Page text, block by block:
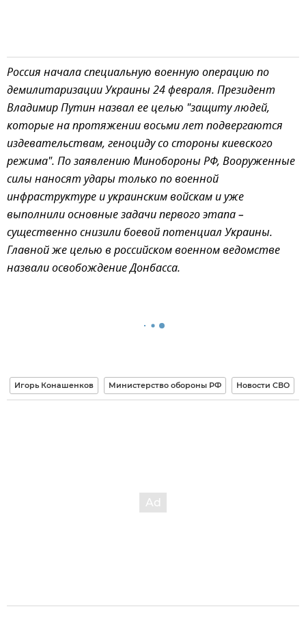
Россия начала специальную военную операцию по
демилитаризации Украины 24 февраля. Президент
Владимир Путин назвал ее целью "защиту людей,
которые на протяжении восьми лет подвергаются
издевательствам, геноциду со стороны киевского
режима". По заявлению Минобороны РФ, Вооруженные
силы наносят удары только по военной
инфраструктуре и украинским войскам и уже
выполнили основные задачи первого этапа –
существенно снизили боевой потенциал Украины.
Главной же целью в российском военном ведомстве
назвали освобождение Донбасса.
Игорь Конашенков Министерство обороны РФ Новости СВО